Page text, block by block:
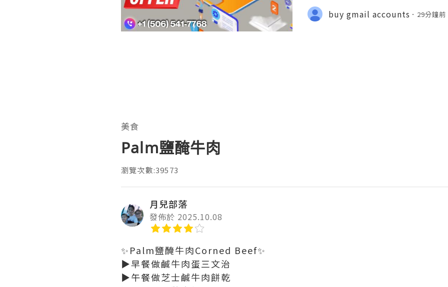
hatsApp :+1 (506) 541-7768
talhub 💫💎💲💫🌐✨💎Discord:
buy gmail accounts 29分鐘前
美食
Palm鹽醃牛肉
瀏覽次數:39573
月兒部落
發佈於 2025.10.08
✨Palm鹽醃牛肉Corned Beef✨
▶️早餐做鹹牛肉蛋三文治
▶️午餐做芝士鹹牛肉餅乾